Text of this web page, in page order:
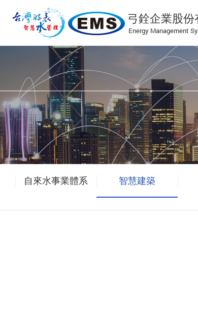
當前頁面 弓銓企業股份
Energy Management
自來水事業體系 智慧建築